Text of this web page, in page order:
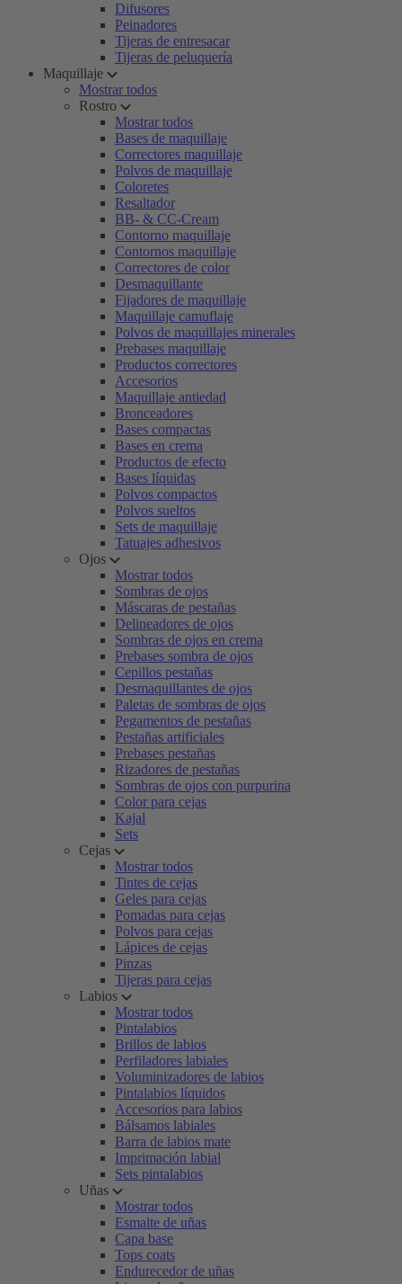
Difusores
Peinadores
Tijeras de entresacar
Tijeras de peluquería
Maquillaje
Mostrar todos
Rostro
Mostrar todos
Bases de maquillaje
Correctores maquillaje
Polvos de maquillaje
Coloretes
Resaltador
BB- & CC-Cream
Contorno maquillaje
Contornos maquillaje
Correctores de color
Desmaquillante
Fijadores de maquillaje
Maquillaje camuflaje
Polvos de maquillajes minerales
Prebases maquillaje
Productos correctores
Accesorios
Maquillaje antiedad
Bronceadores
Bases compactas
Bases en crema
Productos de efecto
Bases líquidas
Polvos compactos
Polvos sueltos
Sets de maquillaje
Tatuajes adhesivos
Ojos
Mostrar todos
Sombras de ojos
Máscaras de pestañas
Delineadores de ojos
Sombras de ojos en crema
Prebases sombra de ojos
Cepillos pestañas
Desmaquillantes de ojos
Paletas de sombras de ojos
Pegamentos de pestañas
Pestañas artificiales
Prebases pestañas
Rizadores de pestañas
Sombras de ojos con purpurina
Color para cejas
Kajal
Sets
Cejas
Mostrar todos
Tintes de cejas
Geles para cejas
Pomadas para cejas
Polvos para cejas
Lápices de cejas
Pinzas
Tijeras para cejas
Labios
Mostrar todos
Pintalabios
Brillos de labios
Perfiladores labiales
Voluminizadores de labios
Pintalabios líquidos
Accesorios para labios
Bálsamos labiales
Barra de labios mate
Imprimación labial
Sets pintalabios
Uñas
Mostrar todos
Esmalte de uñas
Capa base
Tops coats
Endurecedor de uñas